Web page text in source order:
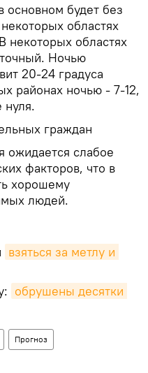
основном будет без
областях
областях
Ночью
20-24 градуса
районах ночью - 7-12,
нуля.
граждан
ожидается слабое
факторов, что в
хорошему
людей.
взяться за метлу и
обрушены десятки
Прогноз